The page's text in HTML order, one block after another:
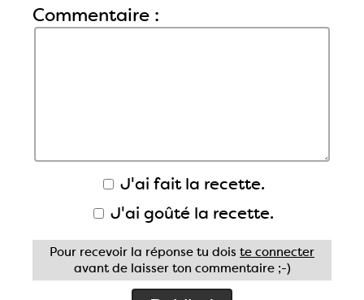
Commentaire :
J'ai fait la recette.
J'ai goûté la recette.
Pour recevoir la réponse tu dois te connecter
avant de laisser ton commentaire ;-)